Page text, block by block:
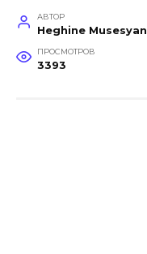
АВТОР
Heghine Musesyan
ПРОСМОТРОВ
3393